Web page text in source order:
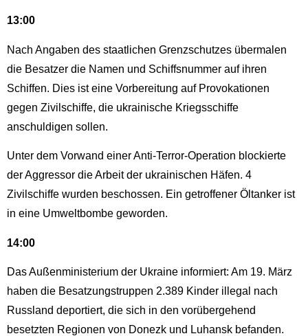
13:00
Nach Angaben des staatlichen Grenzschutzes übermalen
die Besatzer die Namen und Schiffsnummer auf ihren
Schiffen. Dies ist eine Vorbereitung auf Provokationen
gegen Zivilschiffe, die ukrainische Kriegsschiffe
anschuldigen sollen.
Unter dem Vorwand einer Anti-Terror-Operation blockierte
der Aggressor die Arbeit der ukrainischen Häfen. 4
Zivilschiffe wurden beschossen. Ein getroffener Öltanker ist
in eine Umweltbombe geworden.
14:00
Das Außenministerium der Ukraine informiert: Am 19. März
haben die Besatzungstruppen 2.389 Kinder illegal nach
Russland deportiert, die sich in den vorübergehend
besetzten Regionen von Donezk und Luhansk befanden.